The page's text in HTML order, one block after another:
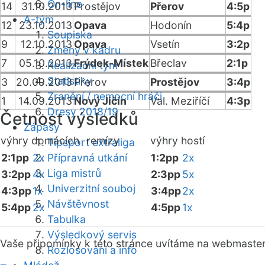
On-line
A-tým
Soupiska
Změny v kádru
Realizační tým
Statistiky
Zranění / nemocní hráči
Dresy 2018/19
Zápasy
Tipsport extraliga
Přípravná utkání
Liga mistrů
Univerzitní souboj
Návštěvnost
Tabulka
Výsledkový servis
Rozlosování a info
14
31.10.2013Prostějov Přerov
4:5p
12
23.10.2013 Opava Hodonín
5:4p
9
12.10.2013 Opava Vsetín
3:2p
7
05.10.2013Frýdek-MístekBřeclav
2:1p
3
20.09.2013Přerov Prostějov
3:4p
1
14.09.2013Nový Jičín Val. Meziříčí 4:3p
Četnost výsledků
výhry domácíchremízy výhry hostí
2:1pp 2x
3:2pp4x
4:3pp1x
5:4pp2x
1:2pp 2x
2:3pp5x
3:4pp2x
4:5pp1x
Vaše připomínky k této stránce uvítáme na webmaster